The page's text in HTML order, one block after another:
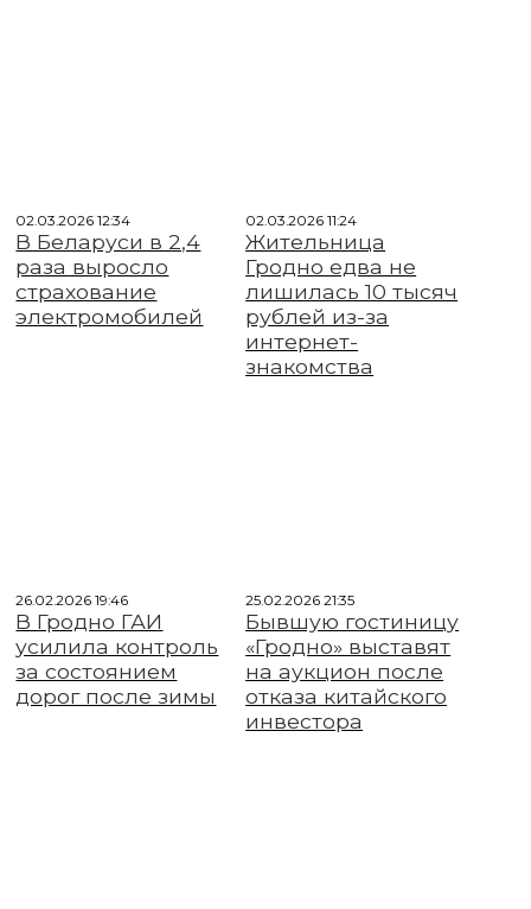
02.03.2026 12:34
В Беларуси в 2,4
раза выросло
страхование
электромобилей
02.03.2026 11:24
Жительница
Гродно едва не
лишилась 10 тысяч
рублей из-за
интернет-
знакомства
26.02.2026 19:46
В Гродно ГАИ
усилила контроль
за состоянием
дорог после зимы
25.02.2026 21:35
Бывшую гостиницу
«Гродно» выставят
на аукцион после
отказа китайского
инвестора